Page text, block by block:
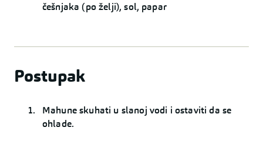
češnjaka (po želji), sol, papar
Postupak
Mahune skuhati u slanoj vodi i ostaviti da se
ohlade.